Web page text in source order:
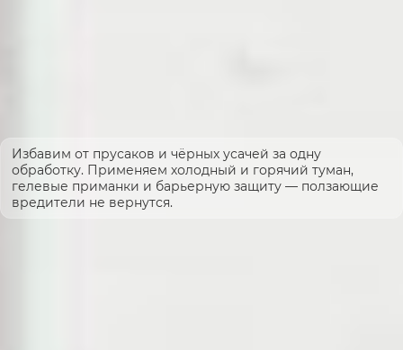
Избавим от прусаков и чёрных усачей за одну
обработку. Применяем холодный и горячий туман,
гелевые приманки и барьерную защиту — ползающие
вредители не вернутся.